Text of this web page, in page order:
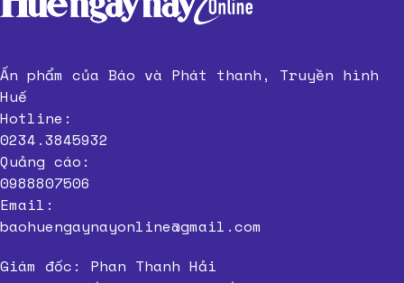
Ấn phẩm của Báo và Phát thanh, Truyền hình
Huế
Hotline:
0234.3845932
Quảng cáo:
0988807506
Email:
baohuengaynayonline@gmail.com
Giám đốc: Phan Thanh Hải